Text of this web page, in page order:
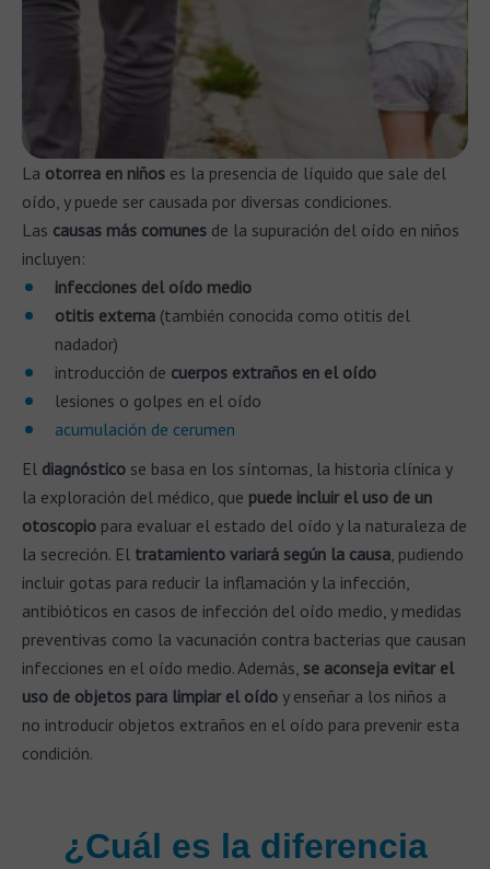
La otorrea en niños es la presencia de líquido que sale del
oído, y puede ser causada por diversas condiciones.
Las causas más comunes de la supuración del oído en niños
incluyen:
infecciones del oído medio
otitis externa (también conocida como otitis del
nadador)
introducción de cuerpos extraños en el oído
lesiones o golpes en el oído
acumulación de cerumen
El diagnóstico se basa en los síntomas, la historia clínica y
la exploración del médico, que puede incluir el uso de un
otoscopio para evaluar el estado del oído y la naturaleza de
la secreción. El tratamiento variará según la causa, pudiendo
incluir gotas para reducir la inflamación y la infección,
antibióticos en casos de infección del oído medio, y medidas
preventivas como la vacunación contra bacterias que causan
infecciones en el oído medio. Además, se aconseja evitar el
uso de objetos para limpiar el oído y enseñar a los niños a
no introducir objetos extraños en el oído para prevenir esta
condición.
¿Cuál es la diferencia